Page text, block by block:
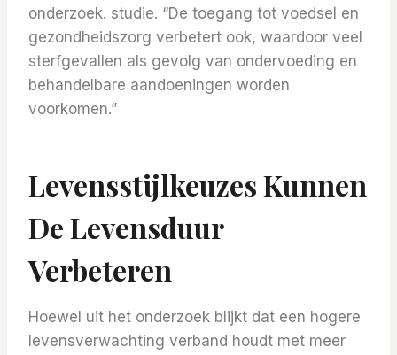
onderzoek. studie. “De toegang tot voedsel en
gezondheidszorg verbetert ook, waardoor veel
sterfgevallen als gevolg van ondervoeding en
behandelbare aandoeningen worden
voorkomen.”
Levensstijlkeuzes Kunnen
De Levensduur
Verbeteren
Hoewel uit het onderzoek blijkt dat een hogere
levensverwachting verband houdt met meer